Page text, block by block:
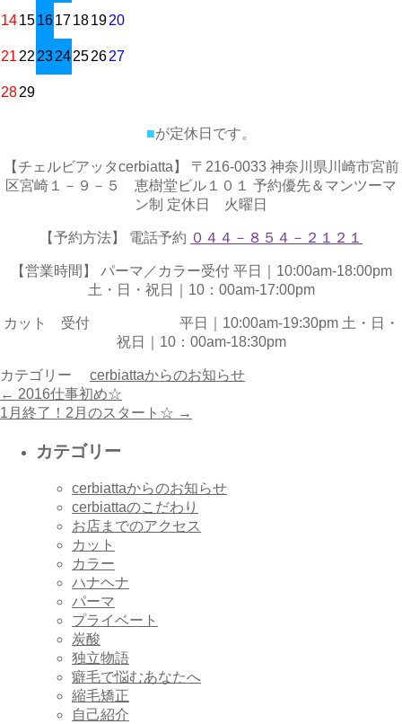
14151617181920
21 22 2324252627
2829
■が定休日です。
【チェルビアッタcerbiatta】 〒216-0033 神奈川県川崎市宮前
区宮崎１－９－５ 恵樹堂ビル１０１ 予約優先＆マンツーマ
ン制 定休日 火曜日
【予約方法】 電話予約 ０４４－８５４－２１２１
【営業時間】 パーマ／カラー受付 平日｜10:00am-18:00pm
土・日・祝日｜10：00am-17:00pm
カット 受付 平日｜10:00am-19:30pm 土・日・
祝日｜10：00am-18:30pm
カテゴリー cerbiattaからのお知らせ
← 2016仕事初め☆
1月終了！2月のスタート☆ →
カテゴリー
cerbiattaからのお知らせ
cerbiattaのこだわり
お店までのアクセス
カット
カラー
ハナヘナ
パーマ
プライベート
炭酸
独立物語
癖毛で悩むあなたへ
縮毛矯正
自己紹介